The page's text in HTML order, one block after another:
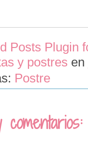
y postres en
Postre